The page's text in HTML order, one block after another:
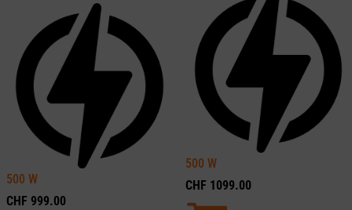
500 W
CHF 999.00
500 W
CHF 1099.00